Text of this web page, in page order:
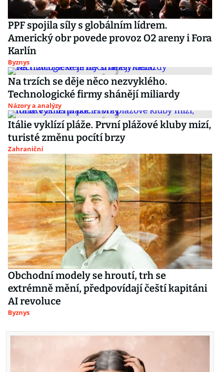
PPF spojila síly s globálním lídrem.
Americký obr povede provoz O2 areny i Fora
Karlín
Byznys
Na trzích se děje něco nezvyklého.
Technologické firmy shánějí miliardy
Názory a analýzy
Itálie vyklízí pláže. První plážové kluby mizí,
turisté změnu pocítí brzy
Zahraniční
Obchodní modely se hroutí, trh se
extrémně mění, předpovídají čeští kapitáni
AI revoluce
Byznys